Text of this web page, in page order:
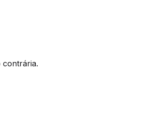
contrária.